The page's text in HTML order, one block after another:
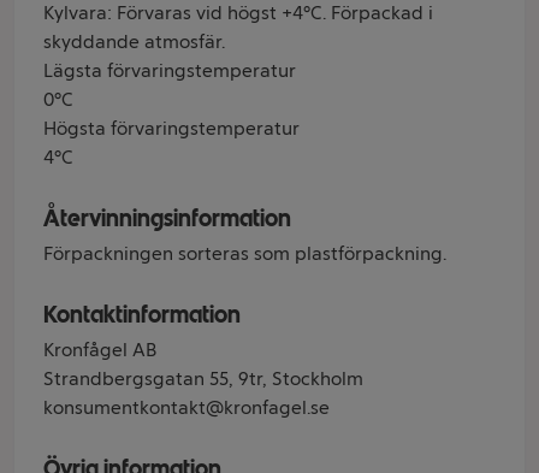
Kylvara: Förvaras vid högst +4°C. Förpackad i
skyddande atmosfär.
Lägsta förvaringstemperatur
0°C
Högsta förvaringstemperatur
4°C
Återvinningsinformation
Förpackningen sorteras som plastförpackning.
Kontaktinformation
Kronfågel AB
Strandbergsgatan 55, 9tr, Stockholm
konsumentkontakt@kronfagel.se